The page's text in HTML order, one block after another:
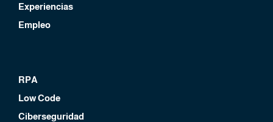
Experiencias
Empleo
RPA
Low Code
Ciberseguridad